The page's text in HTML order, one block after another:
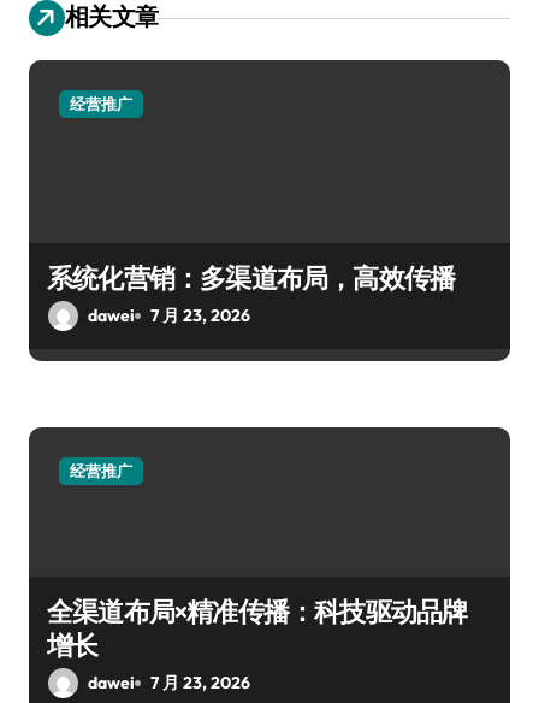
相关文章
经营推广
系统化营销：多渠道布局，高效传播
dawei 7 月 23, 2026
经营推广
全渠道布局×精准传播：科技驱动品牌
增长
dawei 7 月 23, 2026